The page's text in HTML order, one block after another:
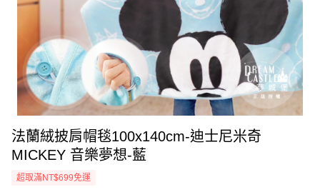
法蘭絨披肩帽毯100x140cm-迪士尼米奇
MICKEY 音樂夢想-藍
超取滿NT$699免運